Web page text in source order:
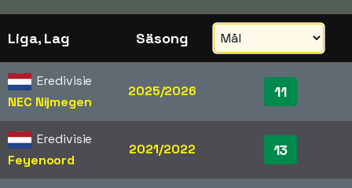
Liga, Lag Säsong
Eredivisie
NEC Nijmegen
2025/2026 11
Eredivisie
Feyenoord
2021/2022 13